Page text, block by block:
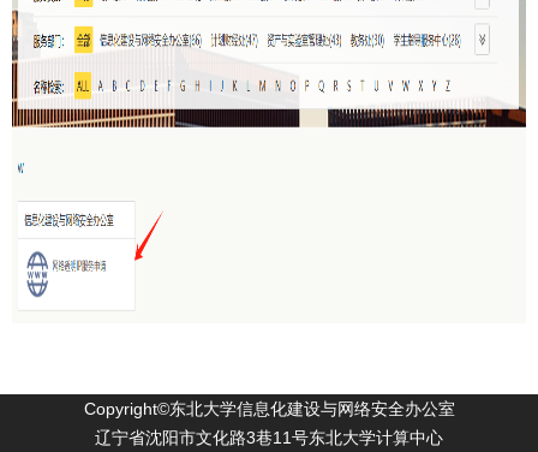
Copyright©东北大学信息化建设与网络安全办公室
辽宁省沈阳市文化路3巷11号东北大学计算中心